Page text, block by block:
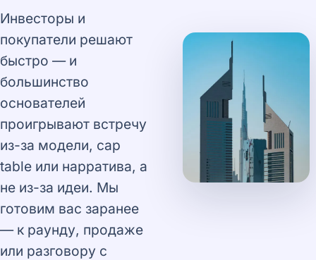
Инвесторы и
покупатели решают
быстро — и
большинство
основателей
проигрывают встречу
из-за модели, cap
table или нарратива, а
не из-за идеи. Мы
готовим вас заранее
— к раунду, продаже
или разговору с